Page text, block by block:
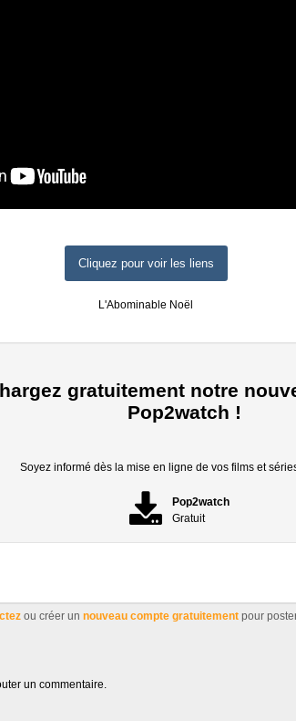
Cliquez pour voir les liens
L'Abominable Noël
gratuitement notre
Pop2watch !
Soyez informé dès la mise en ligne de vos films et
Pop2watch
Gratuit
ou créer un nouveau compte gratuitement pour
un commentaire.